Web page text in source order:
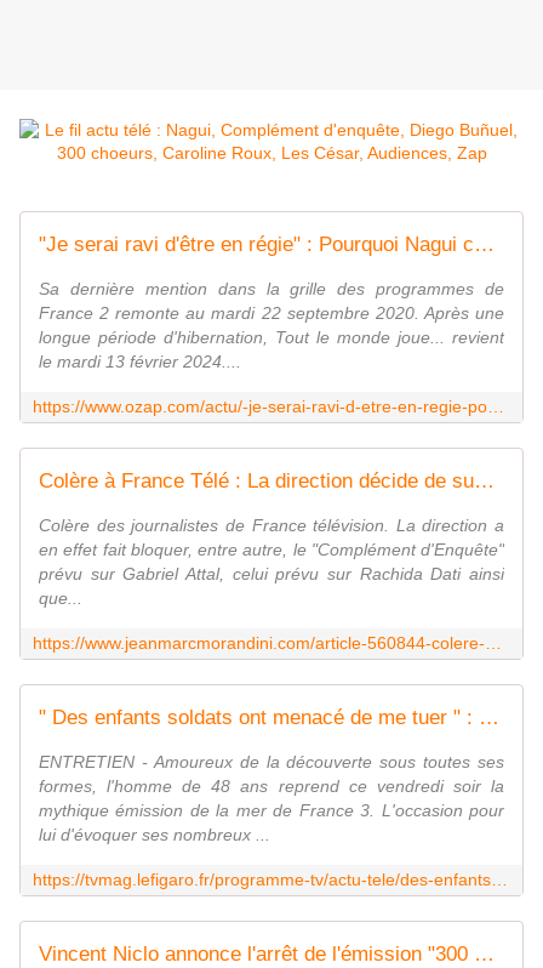
"Je serai ravi d'être en régie" : Pourquoi Nagui cède à Julia Vignali l'animation de "Tout le monde joue...", de retour après 3 ans et demi d'absence sur France 2
Sa dernière mention dans la grille des programmes de
France 2 remonte au mardi 22 septembre 2020. Après une
longue période d'hibernation, Tout le monde joue... revient
le mardi 13 février 2024....
Colère à France Télé : La direction décide de suspendre la diffusion des "Complément d'Enquête" sur Gabriel Attal, Rachida Dati et Alexis Kohler, le secrétaire général de l'Elysée
Colère des journalistes de France télévision. La direction a
en effet fait bloquer, entre autre, le "Complément d'Enquête"
prévu sur Gabriel Attal, celui prévu sur Rachida Dati ainsi
que...
" Des enfants soldats ont menacé de me tuer " : Diego Buñuel ("Thalassa") raconte son pire souvenir de voyage
ENTRETIEN - Amoureux de la découverte sous toutes ses
formes, l'homme de 48 ans reprend ce vendredi soir la
mythique émission de la mer de France 3. L'occasion pour
lui d'évoquer ses nombreux ...
Vincent Niclo annonce l'arrêt de l'émission "300 choeurs", qu'il présentait en prime sur France 3 alors que le dernier numéro a été diffusé au mois d'octobre dernier